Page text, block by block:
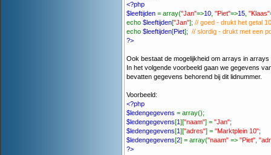
<?php
$leeftijden = array("Jan"=>10 "Piet"=>15 "Klaas"
echo $leeftijden["Jan"]; // goed - drukt het getal
echo $leeftijden[Piet]; // slordig - drukt met een
?>
Ook bestaat de mogelijkheid om arrays in
In het volgende voorbeeld gaan we gegevens
bevatten gegevens behorend bij dit lidnummer.
Voorbeeld:
<?php
$ledengegevens = array();
$ledengegevens[1]["naam"] = "Jan";
$ledengegevens[1]["adres"] = "Marktplein 10";
$ledengegevens[2] = array("naam" => "Piet"
?>